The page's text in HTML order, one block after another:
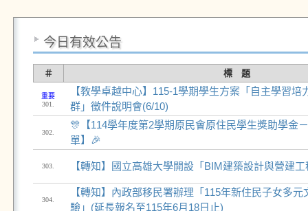
今日有效公告
＃ 標 題
重要
301.
【教學卓越中心】115-1學期學生方案「自主學習培
群」徵件說明會(6/10)
302.
🎊【114學年度第2學期原民會原住民學生獎助學金
單】🎉
303. 【轉知】國立高雄大學開設「BIM建築設計與營建
304.
【轉知】內政部移民署辦理「115年新住民子女多
驗」(延長報名至115年6月18日止)